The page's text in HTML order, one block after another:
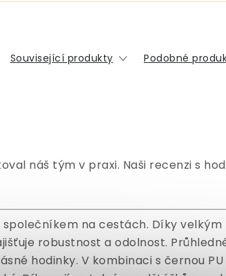
Související produkty Podobné
náš tým v praxi. Naši recenzi s
na cestách. Díky
robustnost a odolnost.
hodinky. V kombinaci s černou